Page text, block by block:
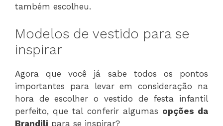
também escolheu.
Modelos de vestido para se
inspirar
Agora que você já sabe todos os pontos
importantes para levar em consideração na
hora de escolher o vestido de festa infantil
perfeito, que tal conferir algumas opções da
Brandili para se inspirar?